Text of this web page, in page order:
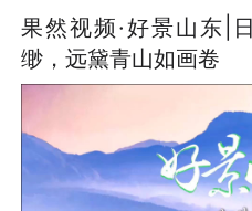
果然视频·好景山东|
缈，远黛青山如画卷